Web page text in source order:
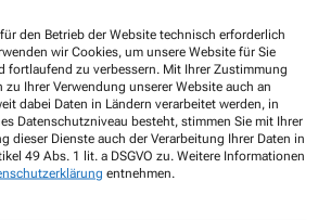
den Betrieb der Website technisch erforderlich
wir Cookies, um unsere Website für Sie
fortlaufend zu verbessern. Mit Ihrer Zustimmung
Ihrer Verwendung unserer Website auch an
dabei Daten in Ländern verarbeitet werden, in
Datenschutzniveau besteht, stimmen Sie mit Ihrer
dieser Dienste auch der Verarbeitung Ihrer Daten in
49 Abs. 1 lit. a DSGVO zu. Weitere Informationen
entnehmen.
dafür und weitere Angaben zur
finden sich in derDatenschutzerklärung
Einmalig einlösbar bis zum
50,00 €. Gültig auf das
ausgeschlossen rezeptpflichtige Produkte.